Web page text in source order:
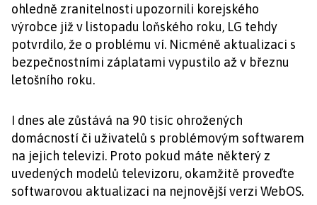
ohledně zranitelnosti upozornili korejského
výrobce již v listopadu loňského roku, LG tehdy
potvrdilo, že o problému ví. Nicméně aktualizaci s
bezpečnostními záplatami vypustilo až v březnu
letošního roku.
I dnes ale zůstává na 90 tisíc ohrožených
domácností či uživatelů s problémovým softwarem
na jejich televizi. Proto pokud máte některý z
uvedených modelů televizoru, okamžitě proveďte
softwarovou aktualizaci na nejnovější verzi WebOS.